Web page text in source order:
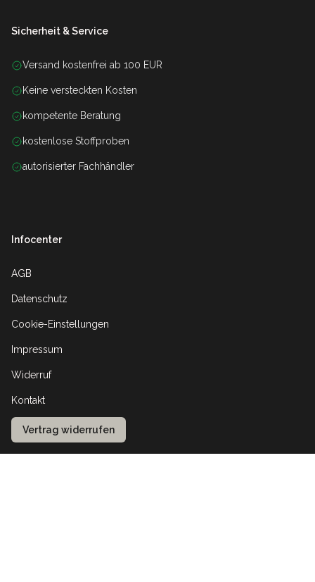
Sicherheit & Service
Versand kostenfrei ab 100 EUR
Keine versteckten Kosten
kompetente Beratung
kostenlose Stoffproben
autorisierter Fachhändler
Infocenter
AGB
Datenschutz
Cookie-Einstellungen
Impressum
Widerruf
Kontakt
Vertrag widerrufen